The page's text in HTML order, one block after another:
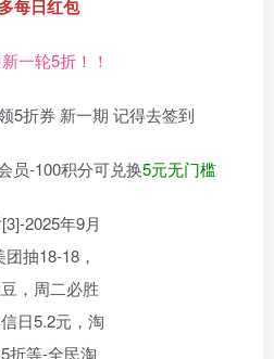
每日红包
一轮5折！！
5折券 新一期 记得去签到
员-100积分可兑换5元无门槛